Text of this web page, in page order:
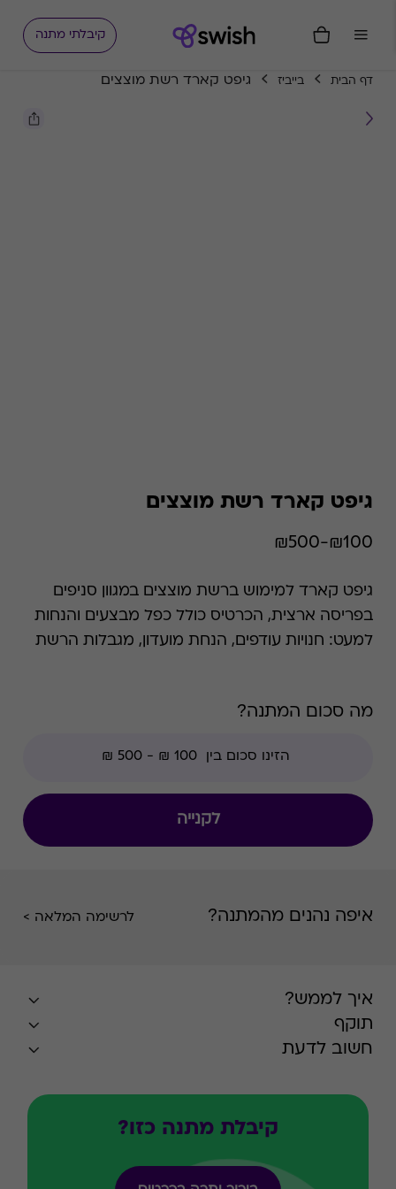
קיבלתי מתנה
דף הבית בייביז גיפט קארד רשת מוצצים
גיפט קארד רשת מוצצים
₪100-₪500
גיפט קארד למימוש ברשת מוצצים במגוון סניפים
בפריסה ארצית, הכרטיס כולל כפל מבצעים והנחות
למעט: חנויות עודפים, הנחת מועדון, מגבלות הרשת
מה סכום המתנה?
לקנייה
איפה נהנים מהמתנה? לרשימה המלאה >
איך לממש?
תוקף
חשוב לדעת
קיבלת מתנה כזו?